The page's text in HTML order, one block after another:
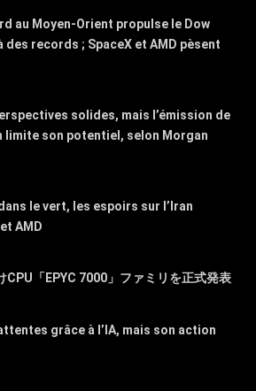
au Moyen-Orient propulse le Dow
des records ; SpaceX et AMD pèsent
solides, mais l’émission de
limite son potentiel, selon Morgan
le vert, les espoirs sur l’Iran
AMD
CPU「EPYC 7000」ファミリを正式発表
grâce à l’IA, mais son action